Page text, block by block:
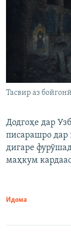
Тасвир аз бойгонӣ
Додгоҳе дар
писарашро дар
дигаре
маҳкум
Идома